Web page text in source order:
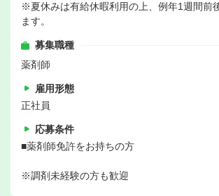
※夏休みは有給休暇利用の上、例年1週間前
ます。
募集職種
薬剤師
雇用形態
正社員
応募条件
■薬剤師免許をお持ちの方
※調剤未経験の方も歓迎